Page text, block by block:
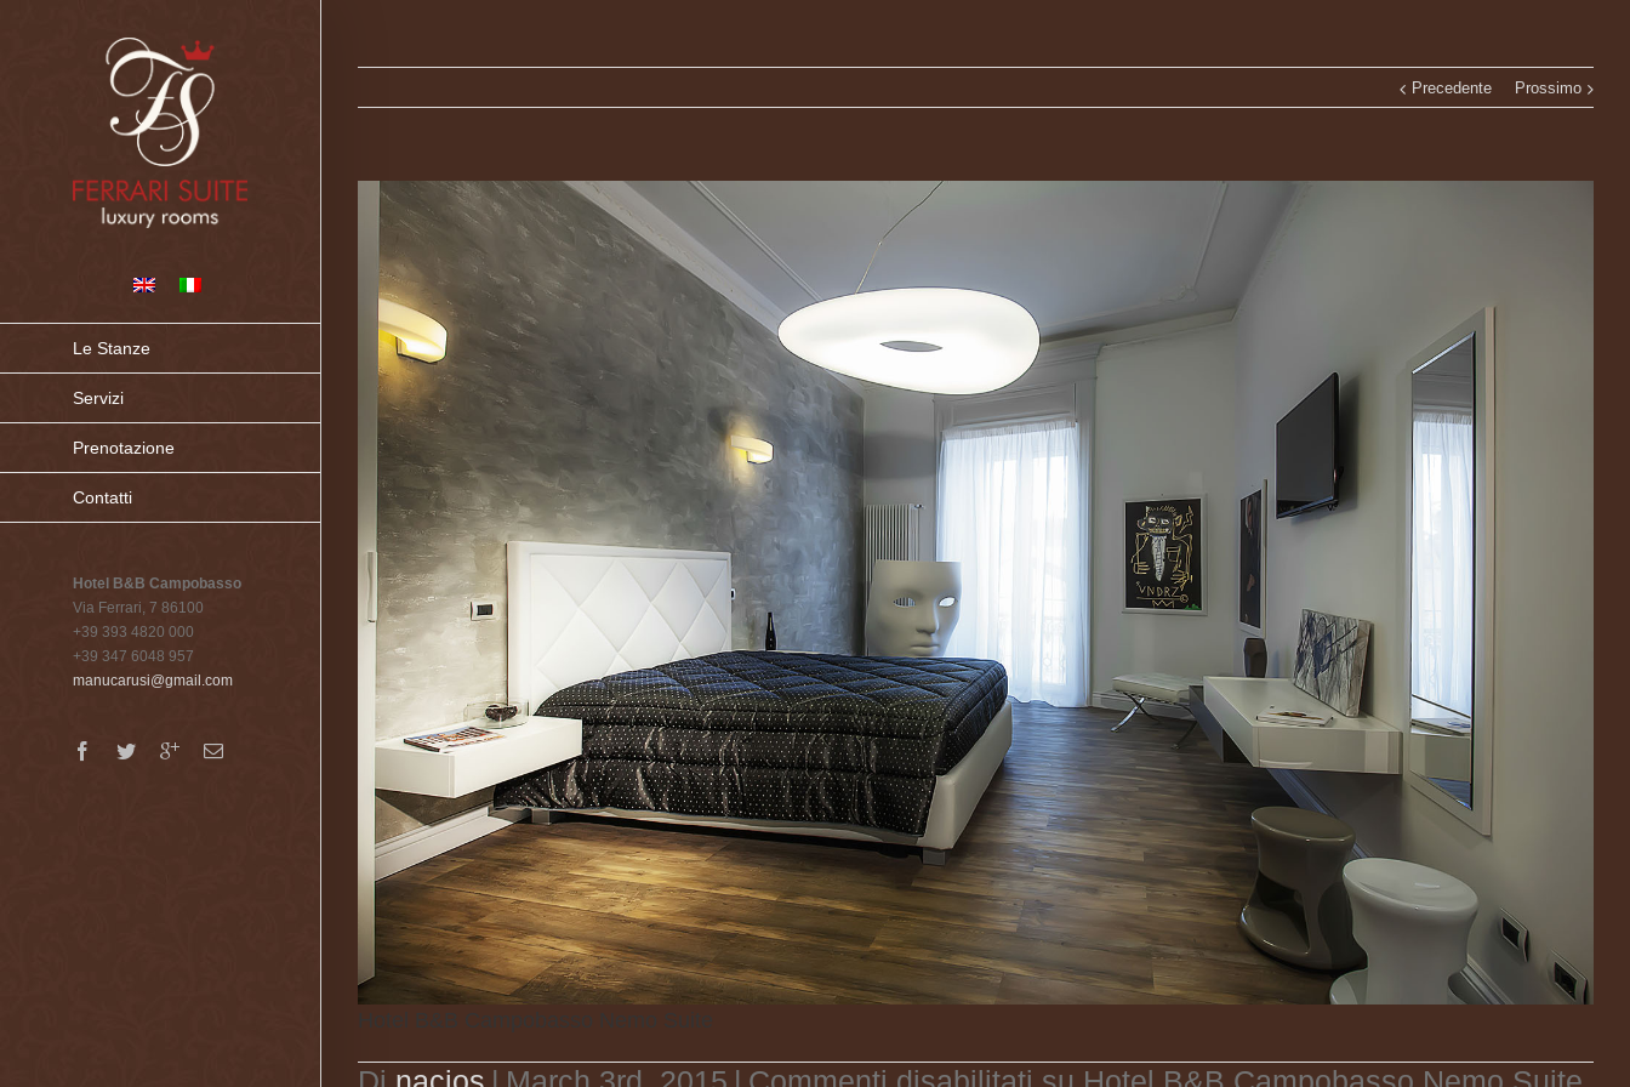
Le Stanze
Servizi
Prenotazione
Contatti
Hotel B&B Campobasso
Via Ferrari, 7 86100
+39 393 4820 000
+39 347 6048 957
manucarusi@gmail.com
Precedente Prossimo